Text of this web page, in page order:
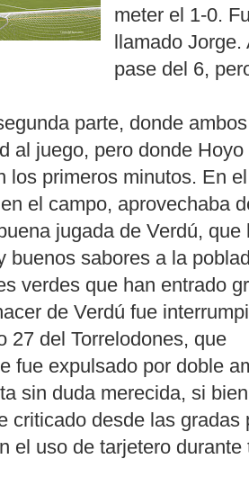
meter el 1-0.
llamado
pase del 6,
parte, donde
al juego, pero donde
los primeros minutos. En
el campo, aprovechaba
jugada de Verdú,
buenos sabores a la
verdes que han entrado
de Verdú fue
27 del Torrelodones, que
fue expulsado por doble
sin duda merecida, si
criticado desde las gradas
el uso de tarjetero durante